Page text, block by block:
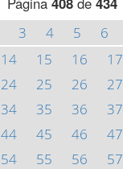
3 4 5 6
14 15 16 17
24 25 26 27
34 35 36 37
44 45 46 47
54 55 56 57